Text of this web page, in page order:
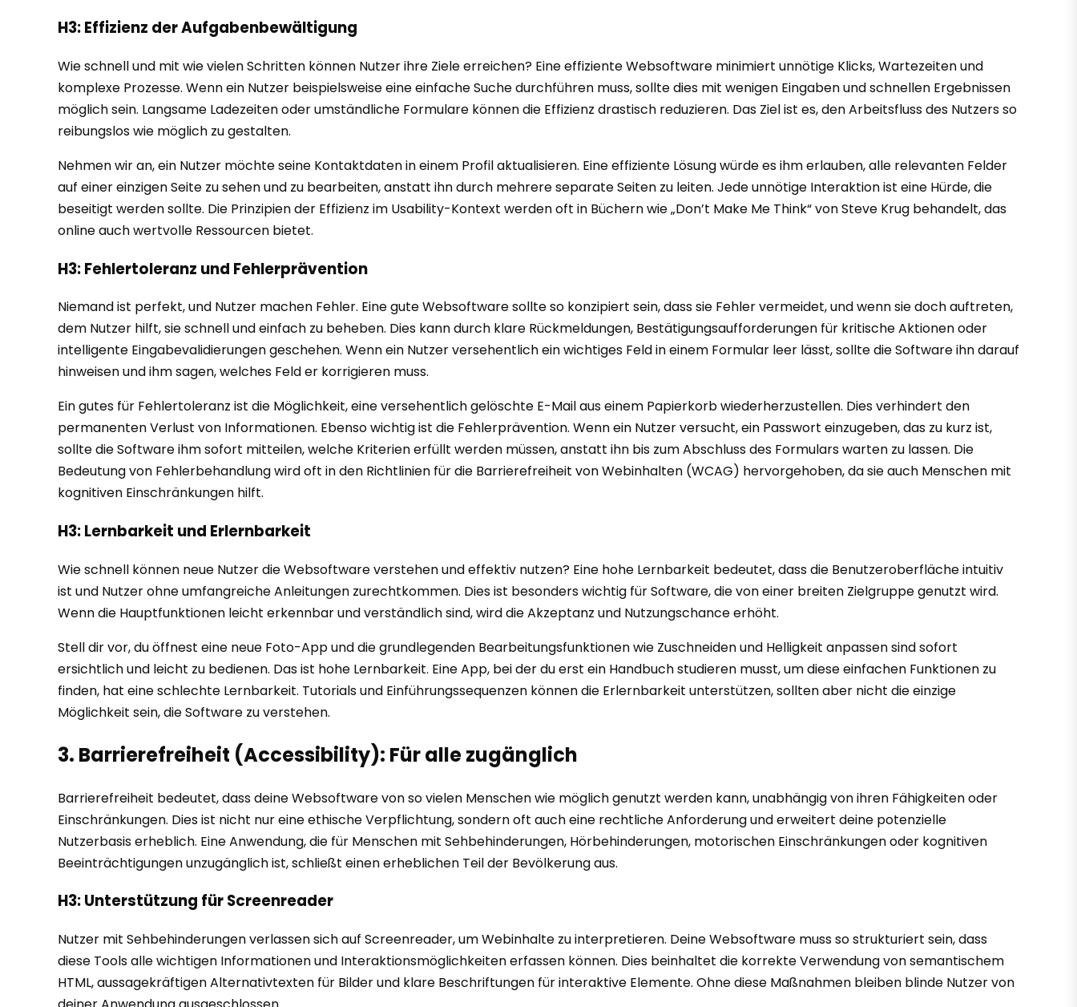
H3: Effizienz der Aufgabenbewältigung
Wie schnell und mit wie vielen Schritten können Nutzer ihre Ziele erreichen? Eine effiziente Websoftware minimiert unnötige Klicks, Wartezeiten und
komplexe Prozesse. Wenn ein Nutzer beispielsweise eine einfache Suche durchführen muss, sollte dies mit wenigen Eingaben und schnellen Ergebnissen
möglich sein. Langsame Ladezeiten oder umständliche Formulare können die Effizienz drastisch reduzieren. Das Ziel ist es, den Arbeitsfluss des Nutzers so
reibungslos wie möglich zu gestalten.
Nehmen wir an, ein Nutzer möchte seine Kontaktdaten in einem Profil aktualisieren. Eine effiziente Lösung würde es ihm erlauben, alle relevanten Felder
auf einer einzigen Seite zu sehen und zu bearbeiten, anstatt ihn durch mehrere separate Seiten zu leiten. Jede unnötige Interaktion ist eine Hürde, die
beseitigt werden sollte. Die Prinzipien der Effizienz im Usability-Kontext werden oft in Büchern wie „Don’t Make Me Think“ von Steve Krug behandelt, das
online auch wertvolle Ressourcen bietet.
H3: Fehlertoleranz und Fehlerprävention
Niemand ist perfekt, und Nutzer machen Fehler. Eine gute Websoftware sollte so konzipiert sein, dass sie Fehler vermeidet, und wenn sie doch auftreten,
dem Nutzer hilft, sie schnell und einfach zu beheben. Dies kann durch klare Rückmeldungen, Bestätigungsaufforderungen für kritische Aktionen oder
intelligente Eingabevalidierungen geschehen. Wenn ein Nutzer versehentlich ein wichtiges Feld in einem Formular leer lässt, sollte die Software ihn darauf
hinweisen und ihm sagen, welches Feld er korrigieren muss.
Ein gutes für Fehlertoleranz ist die Möglichkeit, eine versehentlich gelöschte E-Mail aus einem Papierkorb wiederherzustellen. Dies verhindert den
permanenten Verlust von Informationen. Ebenso wichtig ist die Fehlerprävention. Wenn ein Nutzer versucht, ein Passwort einzugeben, das zu kurz ist,
sollte die Software ihm sofort mitteilen, welche Kriterien erfüllt werden müssen, anstatt ihn bis zum Abschluss des Formulars warten zu lassen. Die
Bedeutung von Fehlerbehandlung wird oft in den Richtlinien für die Barrierefreiheit von Webinhalten (WCAG) hervorgehoben, da sie auch Menschen mit
kognitiven Einschränkungen hilft.
H3: Lernbarkeit und Erlernbarkeit
Wie schnell können neue Nutzer die Websoftware verstehen und effektiv nutzen? Eine hohe Lernbarkeit bedeutet, dass die Benutzeroberfläche intuitiv
ist und Nutzer ohne umfangreiche Anleitungen zurechtkommen. Dies ist besonders wichtig für Software, die von einer breiten Zielgruppe genutzt wird.
Wenn die Hauptfunktionen leicht erkennbar und verständlich sind, wird die Akzeptanz und Nutzungschance erhöht.
Stell dir vor, du öffnest eine neue Foto-App und die grundlegenden Bearbeitungsfunktionen wie Zuschneiden und Helligkeit anpassen sind sofort
ersichtlich und leicht zu bedienen. Das ist hohe Lernbarkeit. Eine App, bei der du erst ein Handbuch studieren musst, um diese einfachen Funktionen zu
finden, hat eine schlechte Lernbarkeit. Tutorials und Einführungssequenzen können die Erlernbarkeit unterstützen, sollten aber nicht die einzige
Möglichkeit sein, die Software zu verstehen.
3. Barrierefreiheit (Accessibility): Für alle zugänglich
Barrierefreiheit bedeutet, dass deine Websoftware von so vielen Menschen wie möglich genutzt werden kann, unabhängig von ihren Fähigkeiten oder
Einschränkungen. Dies ist nicht nur eine ethische Verpflichtung, sondern oft auch eine rechtliche Anforderung und erweitert deine potenzielle
Nutzerbasis erheblich. Eine Anwendung, die für Menschen mit Sehbehinderungen, Hörbehinderungen, motorischen Einschränkungen oder kognitiven
Beeinträchtigungen unzugänglich ist, schließt einen erheblichen Teil der Bevölkerung aus.
H3: Unterstützung für Screenreader
Nutzer mit Sehbehinderungen verlassen sich auf Screenreader, um Webinhalte zu interpretieren. Deine Websoftware muss so strukturiert sein, dass
diese Tools alle wichtigen Informationen und Interaktionsmöglichkeiten erfassen können. Dies beinhaltet die korrekte Verwendung von semantischem
HTML, aussagekräftigen Alternativtexten für Bilder und klare Beschriftungen für interaktive Elemente. Ohne diese Maßnahmen bleiben blinde Nutzer von